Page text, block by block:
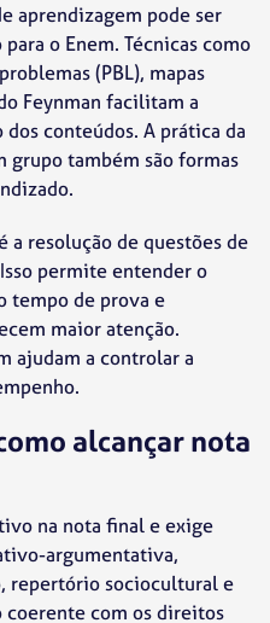
aprendizagem pode ser
o Enem. Técnicas como
(PBL), mapas
Feynman facilitam a
conteúdos. A prática da
grupo também são formas
resolução de questões de
permite entender o
tempo de prova e
maior atenção.
ajudam a controlar a
alcançar nota
na nota final e exige
argumentativa,
repertório sociocultural e
coerente com os direitos